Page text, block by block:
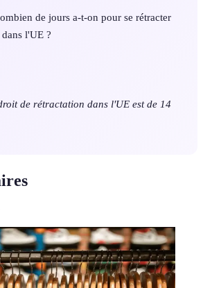
de jours a-t-on pour se rétracter
l'UE ?
de rétractation dans l'UE est de 14